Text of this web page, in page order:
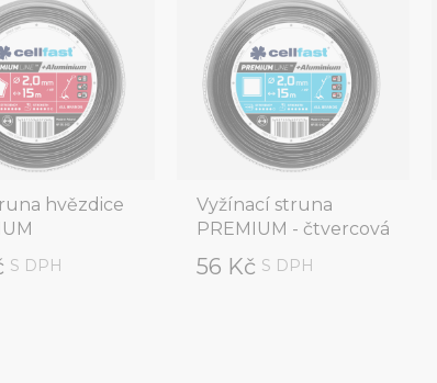
hvězdice
S DPH
Vyžínací struna
PREMIUM - čtvercová
56 Kč S DPH